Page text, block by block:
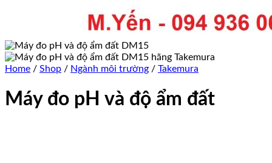
Home / Shop / Ngành môi trường / Takemura
Máy đo pH và độ ẩm đất